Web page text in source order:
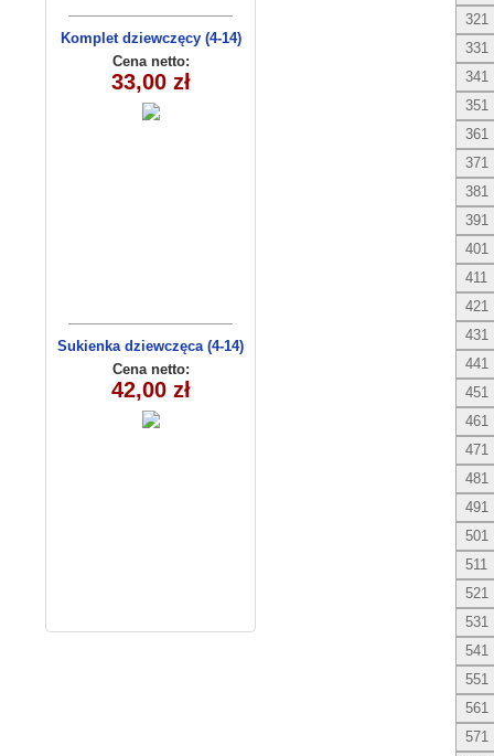
Komplet dziewczęcy (4-14)
EAJ0605
Cena netto:
33,00 zł
Sukienka dziewczęca (4-14)
C3009
Cena netto:
42,00 zł
321
331
341
351
361
371
381
391
401
411
421
431
441
451
461
471
481
491
501
511
521
531
541
551
561
571